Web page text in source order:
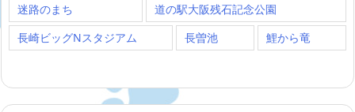
迷路のまち
道の駅大阪残石記念公園
長崎ビッグNスタジアム
長曽池 鯉から竜